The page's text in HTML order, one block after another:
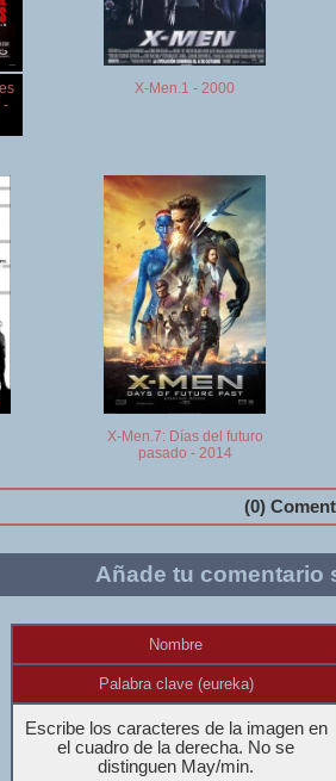
-
X-Men.1 - 2000
X-Men.7: Días del futuro
pasado - 2014
(0)
Añade tu comentario
Nombre
Palabra clave (eureka)
Escribe los caracteres de la imagen en
el cuadro de la derecha. No se
distinguen May/min.